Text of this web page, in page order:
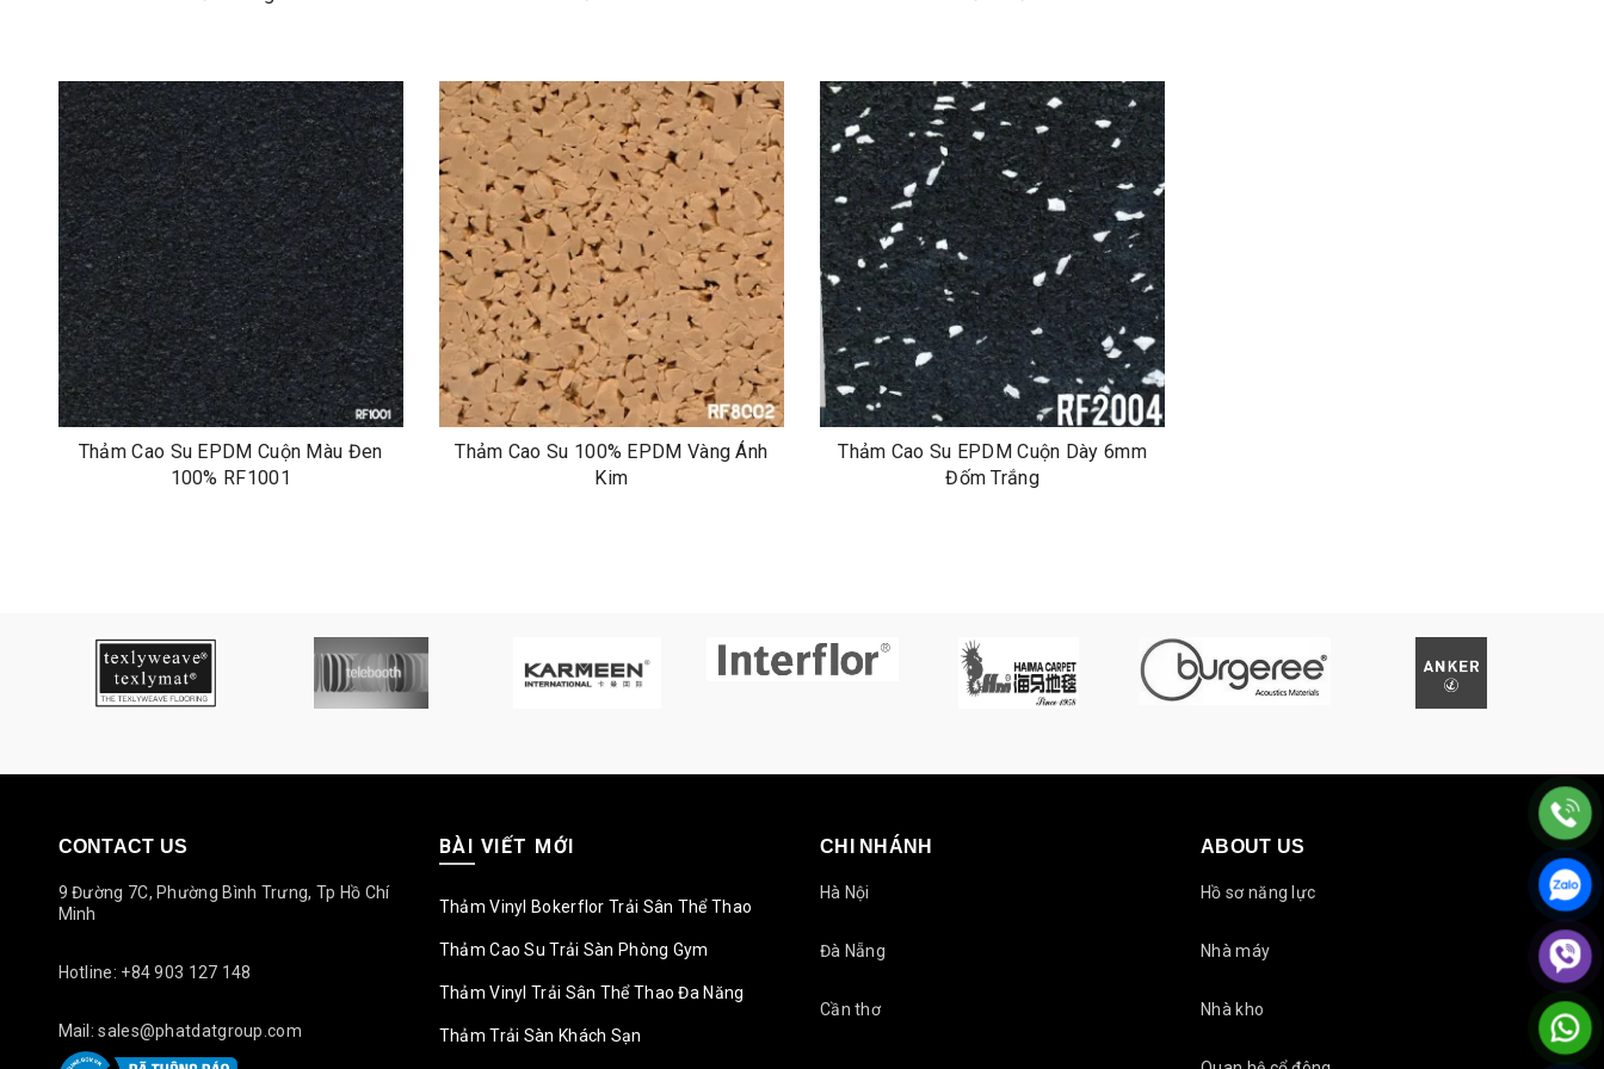
Thảm Cao Su EPDM Cuộn Màu Đen
100% RF1001
Thảm Cao Su 100% EPDM Vàng Ánh
Kim
Thảm Cao Su EPDM Cuộn Dày 6mm
Đốm Trắng
CONTACT US
9 Đường 7C, Phường Bình Trưng, Tp Hồ Chí
Minh
Hotline: +84 903 127 148
Mail: sales@phatdatgroup.com
BÀI VIẾT MỚI
Thảm Vinyl Bokerflor Trải Sân Thể Thao
Thảm Cao Su Trải Sàn Phòng Gym
Thảm Vinyl Trải Sân Thể Thao Đa Năng
Thảm Trải Sàn Khách Sạn
CHI NHÁNH
Hà Nội
Đà Nẵng
Cần thơ
ABOUT US
Hồ sơ năng lực
Nhà máy
Nhà kho